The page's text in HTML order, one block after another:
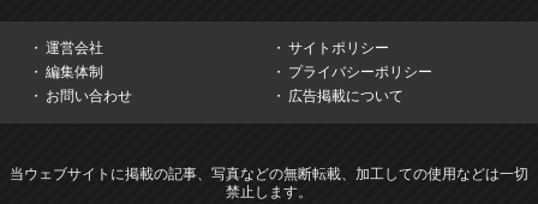
運営会社
サイトポリシー
編集体制
プライバシーポリシー
お問い合わせ
広告掲載について
当ウェブサイトに掲載の記事、写真などの無断転載、加工しての使用などは一切
禁止します。